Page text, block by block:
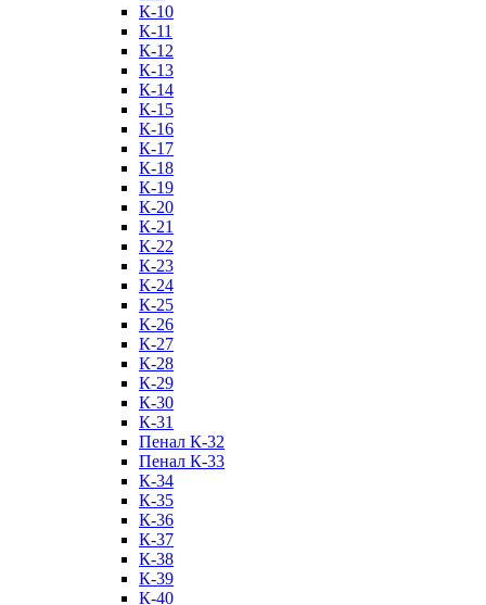
К-10
К-11
К-12
К-13
К-14
К-15
К-16
К-17
К-18
К-19
К-20
К-21
К-22
К-23
К-24
К-25
К-26
К-27
К-28
К-29
К-30
К-31
Пенал К-32
Пенал К-33
К-34
К-35
К-36
К-37
К-38
К-39
К-40